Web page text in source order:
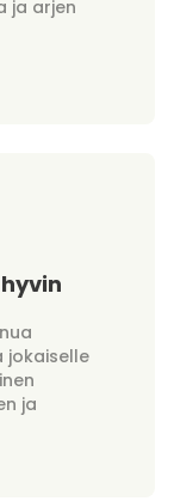
ja arjen
jokaiselle
ja